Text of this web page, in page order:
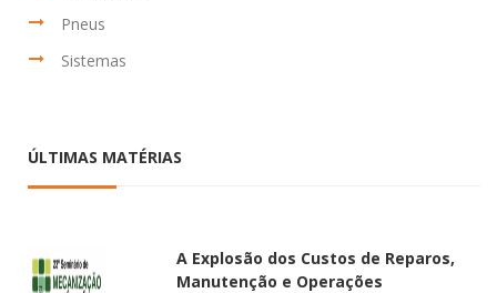
Pneus
Sistemas
ÚLTIMAS MATÉRIAS
A Explosão dos Custos de Reparos,
Manutenção e Operações